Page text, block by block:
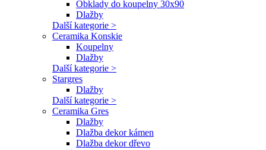
Obklady do koupelny 30x90
Dlažby
Další kategorie >
Ceramika Konskie
Koupelny
Dlažby
Další kategorie >
Stargres
Dlažby
Další kategorie >
Ceramika Gres
Dlažby
Dlažba dekor kámen
Dlažba dekor dřevo